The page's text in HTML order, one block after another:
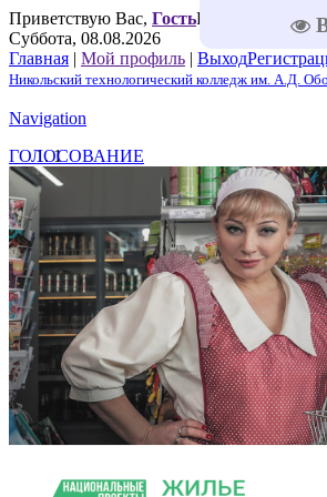
Приветствую Вас, ГостьПриветствую Вас
Суббота, 08.08.2026
Главная | Мой профиль | Выход
Никольский технологический колледж им. А.Д.
Navigation
ГОЛОСОВАНИЕ
1
2
4
5